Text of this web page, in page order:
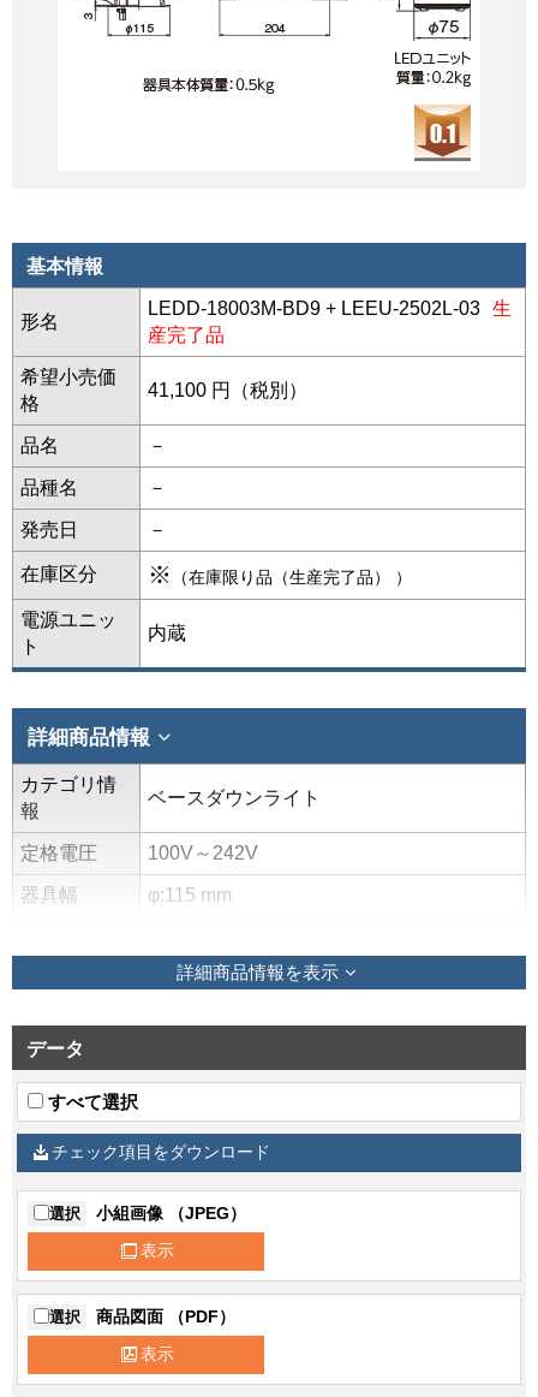
基本情報
形名
LEDD-18003M-BD9 + LEEU-2502L-03 生
産完了品
希望小売価
格
41,100 円（税別）
品名 －
品種名 －
発売日 －
在庫区分 ※ （在庫限り品（生産完了品） ）
電源ユニッ
ト
内蔵
詳細商品情報
カテゴリ情
報
ベースダウンライト
定格電圧 100V～242V
器具幅 φ:115 mm
調光方式
調光範囲 約1%～100%
光色（相関
色温度、平
数）
電球色（3000K Ra:83）
40,000時間(光束維持率85%)
器具光束 2400 lm
定格消費電
17.7W(100V) 17.3W(200V) 17.3W(242V)
詳細商品情報を表示
データ
すべて選択
チェック項目をダウンロード
選択 小組画像 （JPEG）
表示
選択 商品図面 （PDF）
表示